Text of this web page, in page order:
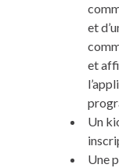
et
et
Un
Une